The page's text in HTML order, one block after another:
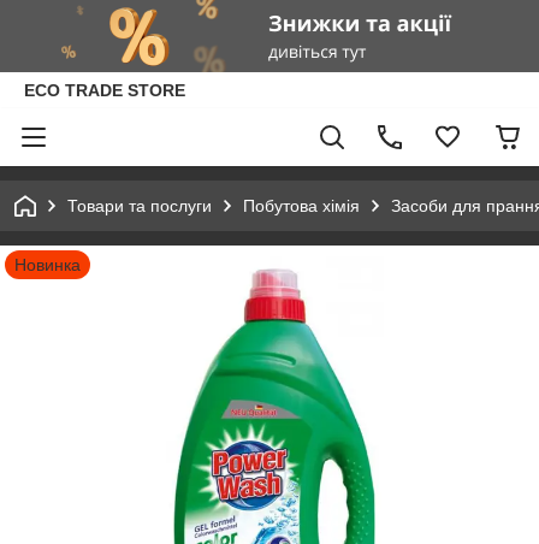
ECO TRADE STORE
Товари та послуги Побутова хімія Засоби для
Новинка